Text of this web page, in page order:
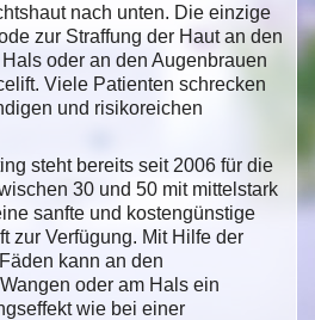
nach unten. Die einzige
zur Straffung der Haut an den
oder an den Augenbrauen
Viele Patienten schrecken
und risikoreichen
steht bereits seit 2006 für die
30 und 50 mit mittelstark
sanfte und kostengünstige
zur Verfügung. Mit Hilfe der
kann an den
oder am Hals ein
wie bei einer